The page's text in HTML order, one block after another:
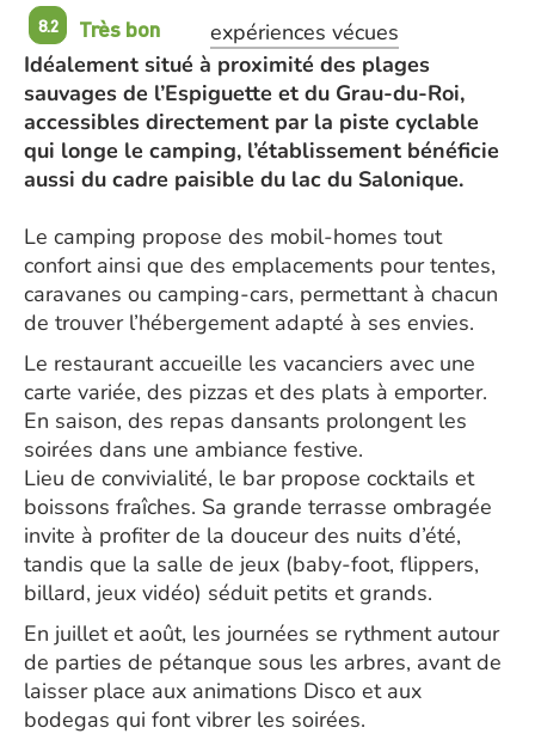
8.2 Très bon
expériences vécues
Idéalement situé à proximité des plages
sauvages de l’Espiguette et du Grau-du-Roi,
accessibles directement par la piste cyclable
qui longe le camping, l’établissement bénéficie
aussi du cadre paisible du lac du Salonique.
Le camping propose des mobil-homes tout
confort ainsi que des emplacements pour tentes,
caravanes ou camping-cars, permettant à chacun
de trouver l’hébergement adapté à ses envies.
Le restaurant accueille les vacanciers avec une
carte variée, des pizzas et des plats à emporter.
En saison, des repas dansants prolongent les
soirées dans une ambiance festive.
Lieu de convivialité, le bar propose cocktails et
boissons fraîches. Sa grande terrasse ombragée
invite à profiter de la douceur des nuits d’été,
tandis que la salle de jeux (baby-foot, flippers,
billard, jeux vidéo) séduit petits et grands.
En juillet et août, les journées se rythment autour
de parties de pétanque sous les arbres, avant de
laisser place aux animations Disco et aux
bodegas qui font vibrer les soirées.